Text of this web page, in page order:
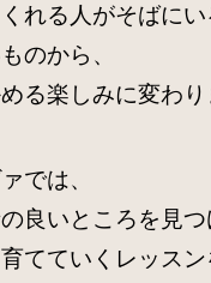
れる人がそばにい
のから、
る楽しみに変わり
では、
良いところを見つ
てていくレッスン